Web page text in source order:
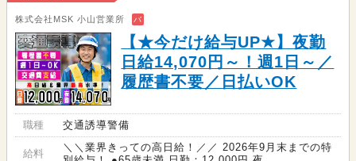
株式会社MSK 小山営業所 バ
【★今だけ給与UP★】夜勤
日給14,070円～！週1日～／
履歴書不要／日払いOK
職種 交通誘導警備
給料
＼＼業界きっての高日給！／／ 2026年9月末までの特